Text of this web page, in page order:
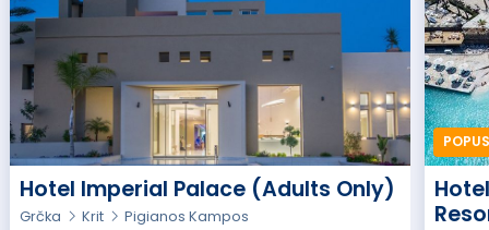
Hotel Imperial Palace (Adults Only)
Grčka Krit
Pigianos Kampos